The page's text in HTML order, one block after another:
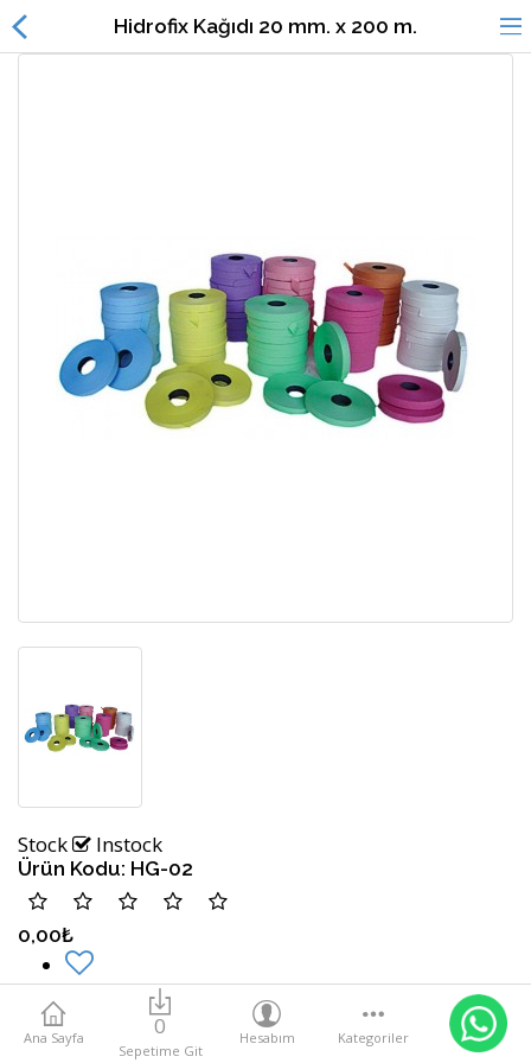
Ana Sayfa 0
Sepetime Git
Hesabım Kategoriler
Hidrofix Kağıdı 20 mm. x 200 m.
Stock Instock
Ürün Kodu: HG-02
0,00₺